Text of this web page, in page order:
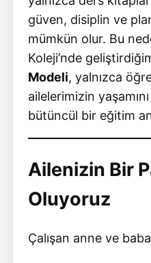
güven, disiplin ve
mümkün olur. Bu
Koleji’nde
Modeli, yalnızca
ailelerimizin
bütüncül bir eğitim
Ailenizin Bir
Oluyoruz
Çalışan anne ve